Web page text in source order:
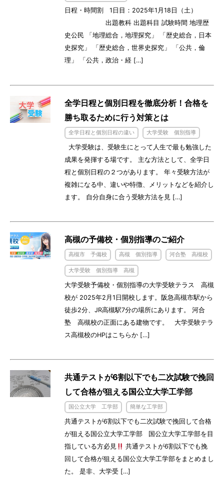
日程・時間割 1日目：2025年1月18日（土）
出題教科 出題科目 試験時間 地理歴
史公民 「地理総合，地理探究」 「歴史総合，日本
史探究」 「歴史総合，世界史探究」 「公共，倫
理」 「公共，政治・経 […]
全学日程と個別日程を徹底分析！合格を
勝ち取るために行う対策とは
全学日程と個別日程の違い 大学受験 個別指導
大学受験は、受験生にとって人生で最も勉強した
成果を発揮する場です。 主な方法として、全学日
程と個別日程の２つがあります。 年々受験方法が
複雑になる中、違いや特徴、メリットなどを紹介し
ます。 自分自身に合う受験方法を見 […]
高槻の予備校・個別指導のご紹介
高槻市 予備校 高槻 個別指導 河合塾 高槻校
大学受験 個別指導 高槻
大学受験予備校・個別指導の大学受験テラス 高槻
校が 2025年2月1日開校します。阪急高槻市駅から
徒歩2分、JR高槻駅7分の場所にあります。 河合
塾 高槻校の正面にある建物です。 大学受験テラ
ス高槻校のHPはこちらか […]
共通テストが6割以下でも二次試験で挽回
して合格が狙える国公立大学工学部
国公立大学 工学部 簡単な工学部
共通テストが6割以下でも二次試験で挽回して合格
が狙える国公立大学工学部 国公立大学工学部を目
指している方必見
共通テストが6割以下でも挽
回して合格が狙える国公立大学工学部をまとめまし
た。 是非、大学受 […]